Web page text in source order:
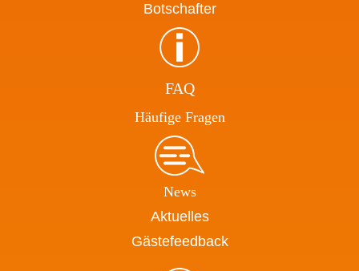
Botschafter
FAQ
Häufige Fragen
News
Aktuelles
Gästefeedback